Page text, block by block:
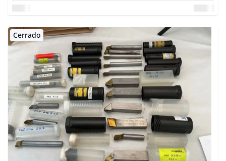
Cerrado